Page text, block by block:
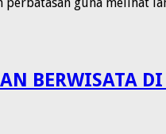
BERWISATA